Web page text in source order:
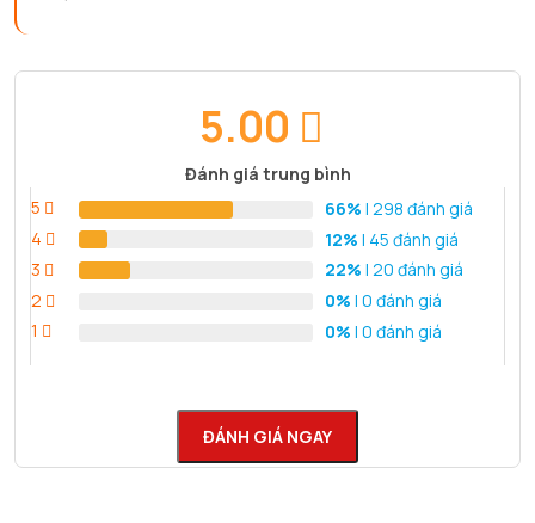
5.00
Đánh giá trung bình
5
66% | 298 đánh giá
4
12% | 45 đánh giá
3
22% | 20 đánh giá
2
0% | 0 đánh giá
1
0% | 0 đánh giá
ĐÁNH GIÁ NGAY